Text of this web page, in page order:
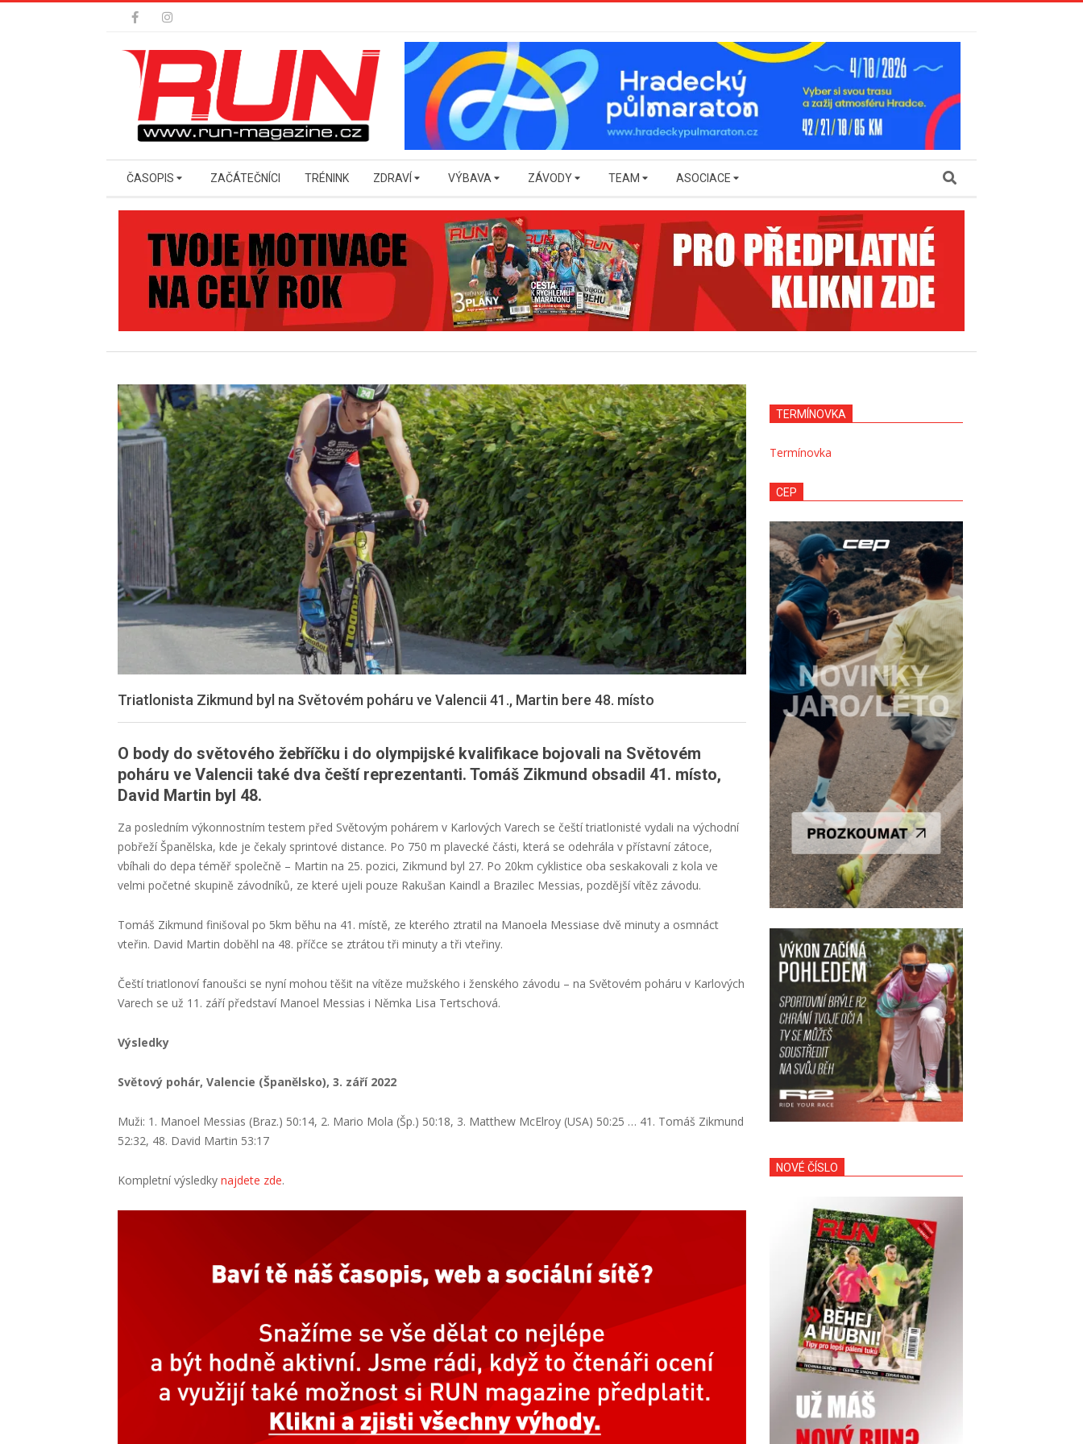
Secondary
Menu
ČASOPIS ZAČÁTEČNÍCI TRÉNINK ZDRAVÍ VÝBAVA ZÁVODY TEAM ASOCIACE Search
Triatlonista Zikmund byl na Světovém poháru ve Valencii 41., Martin bere 48. místo
O body do světového žebříčku i do olympijské kvalifikace bojovali na Světovém
poháru ve Valencii také dva čeští reprezentanti. Tomáš Zikmund obsadil 41. místo,
David Martin byl 48.
Za posledním výkonnostním testem před Světovým pohárem v Karlových Varech se čeští triatlonisté vydali na východní
pobřeží Španělska, kde je čekaly sprintové distance. Po 750 m plavecké části, která se odehrála v přístavní zátoce,
vbíhali do depa téměř společně – Martin na 25. pozici, Zikmund byl 27. Po 20km cyklistice oba seskakovali z kola ve
velmi početné skupině závodníků, ze které ujeli pouze Rakušan Kaindl a Brazilec Messias, pozdější vítěz závodu.
Tomáš Zikmund finišoval po 5km běhu na 41. místě, ze kterého ztratil na Manoela Messiase dvě minuty a osmnáct
vteřin. David Martin doběhl na 48. příčce se ztrátou tři minuty a tři vteřiny.
Čeští triatlonoví fanoušci se nyní mohou těšit na vítěze mužského i ženského závodu – na Světovém poháru v Karlových
Varech se už 11. září představí Manoel Messias i Němka Lisa Tertschová.
Výsledky
Světový pohár, Valencie (Španělsko), 3. září 2022
Muži: 1. Manoel Messias (Braz.) 50:14, 2. Mario Mola (Šp.) 50:18, 3. Matthew McElroy (USA) 50:25 … 41. Tomáš Zikmund
52:32, 48. David Martin 53:17
Kompletní výsledky najdete zde.
TERMÍNOVKA
Termínovka
CEP
NOVÉ ČÍSLO